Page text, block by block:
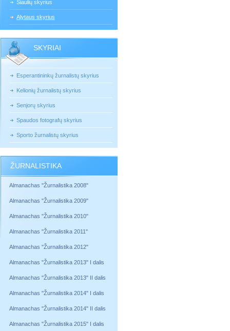
Šiaulių skyrius
Alytaus skyrius
SKYRIAI
Esperantininkų žurnalistų skyrius
Kelionių žurnalistų skyrius
Senjorų skyrius
Spaudos fotografų skyrius
Sporto žurnalistų skyrius
ŽURNALISTIKA
Almanachas "Žurnalistika 2008"
Almanachas "Žurnalistika 2009"
Almanachas "Žurnalistika 2010"
Almanachas "Žurnalistika 2011"
Almanachas "Žurnalistika 2012"
Almanachas "Žurnalistika 2013" I dalis
Almanachas "Žurnalistika 2013" II dalis
Almanachas "Žurnalistika 2014" I dalis
Almanachas "Žurnalistika 2014" II dalis
Almanachas "Žurnalistika 2015" I dalis